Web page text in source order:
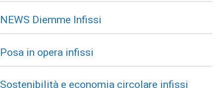
NEWS Diemme Infissi
Posa in opera infissi
Sostenibilità e economia circolare infissi